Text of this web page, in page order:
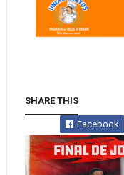
SHARE THIS
Facebook